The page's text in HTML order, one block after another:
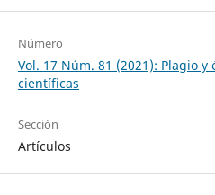
Número
Vol. 17 Núm. 81 (2021): Plagio
científicas
Sección
Artículos